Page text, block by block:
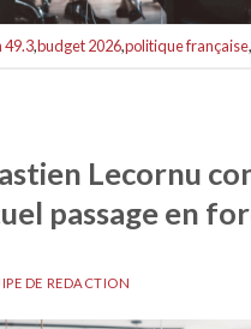
49.3,budget 2026,politique française,
Lecornu
passage en
DE REDACTION